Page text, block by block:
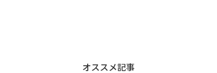
オススメ記事